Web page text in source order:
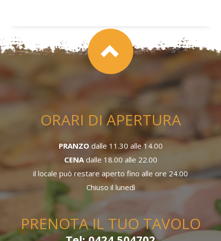
ORARI DI APERTURA
PRANZO dalle 11.30 alle 14.00
CENAdalle 18.00 alle 22.00
il locale può restare aperto fino alle ore 24.00
Chiuso il lunedì
PRENOTA IL TUO TAVOLO